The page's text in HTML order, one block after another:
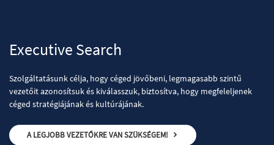
Executive Search
Szolgáltatásunk célja, hogy céged jövőbeni, legmagasabb szintű
vezetőit azonosítsuk és kiválasszuk, biztosítva, hogy megfeleljenek
céged stratégiájának és kultúrájának.
A LEGJOBB VEZETŐKRE VAN SZÜKSÉGEM!